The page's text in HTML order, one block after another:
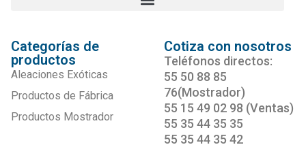
Categorías de
productos
Aleaciones Exóticas
Productos de Fábrica
Productos Mostrador
Cotiza con nosotros
Teléfonos directos:
55 50 88 85
76(Mostrador)
55 15 49 02 98 (Ventas)
55 35 44 35 35
55 35 44 35 42